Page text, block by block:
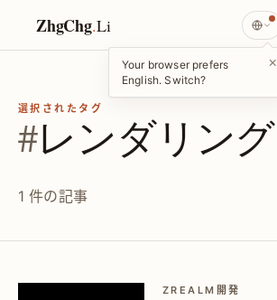
ZhgChg.Li
Your browser prefers
English. Switch?
×
選択されたタグ
#レンダリング
1 件の記事
ZREALM開発